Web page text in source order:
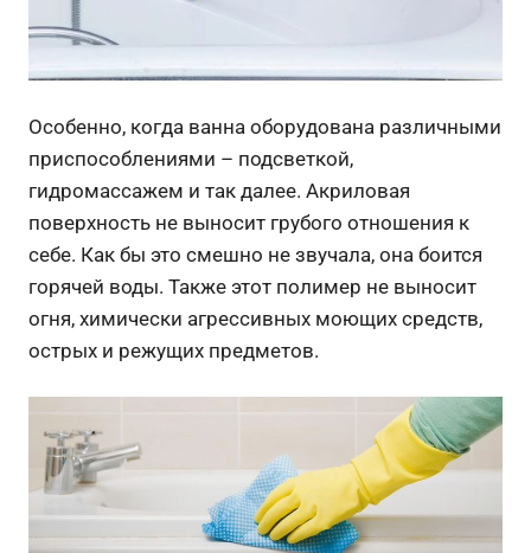
Особенно, когда ванна оборудована различными
приспособлениями – подсветкой,
гидромассажем и так далее. Акриловая
поверхность не выносит грубого отношения к
себе. Как бы это смешно не звучала, она боится
горячей воды. Также этот полимер не выносит
огня, химически агрессивных моющих средств,
острых и режущих предметов.